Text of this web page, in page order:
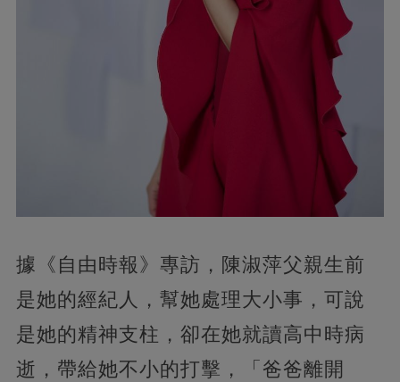
據《自由時報》專訪，陳淑萍父親生前
是她的經紀人，幫她處理大小事，可說
是她的精神支柱，卻在她就讀高中時病
逝，帶給她不小的打擊，「爸爸離開